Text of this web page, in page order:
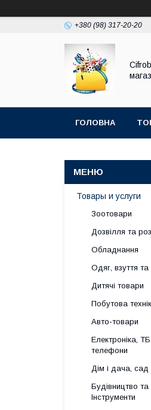
+380 (98) 317-20-20
ГОЛОВНА
Товары и услуги
Зоотовари
Дозвілля та
Обладнання
Одяг, взуття та
Дитячі товари
Побутова
Авто-товари
Електроніка,
телефони
Дім і дача, сад
Будівництво
Інструменти